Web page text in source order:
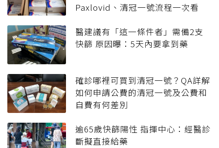
Paxlovid、清冠一號流程一次看
醫建議有「這一條件者」需備2支
快篩 原因曝：5天內要拿到藥
確診哪裡可買到清冠一號？QA詳解
如何申請公費的清冠一號及公費和
自費有何差別
逾65歲快篩陽性 指揮中心：經醫診
斷擬直接給藥